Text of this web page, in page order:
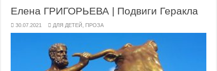
Елена ГРИГОРЬЕВА | Подвиги Геракла
30.07.2021 ДЛЯ ДЕТЕЙ ПРОЗА